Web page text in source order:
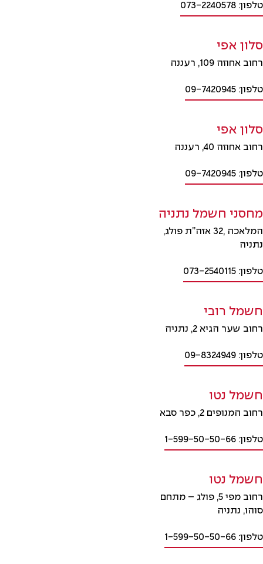
טלפון: 073-2240578
סלון אפי
רחוב אחוזה 109, רעננה
טלפון: 09-7420945
סלון אפי
רחוב אחוזה 40, רעננה
טלפון: 09-7420945
מחסני חשמל נתניה
המלאכה ,32 אזה”ת פולג,
נתניה
טלפון: 073-2540115
חשמל רובי
רחוב שער הגיא 2, נתניה
טלפון: 09-8324949
חשמל נטו
רחוב המנופים 2, כפר סבא
טלפון: 1-599-50-50-66
חשמל נטו
רחוב מפי 5, פולג – מתחם
סוהו, נתניה
טלפון: 1-599-50-50-66